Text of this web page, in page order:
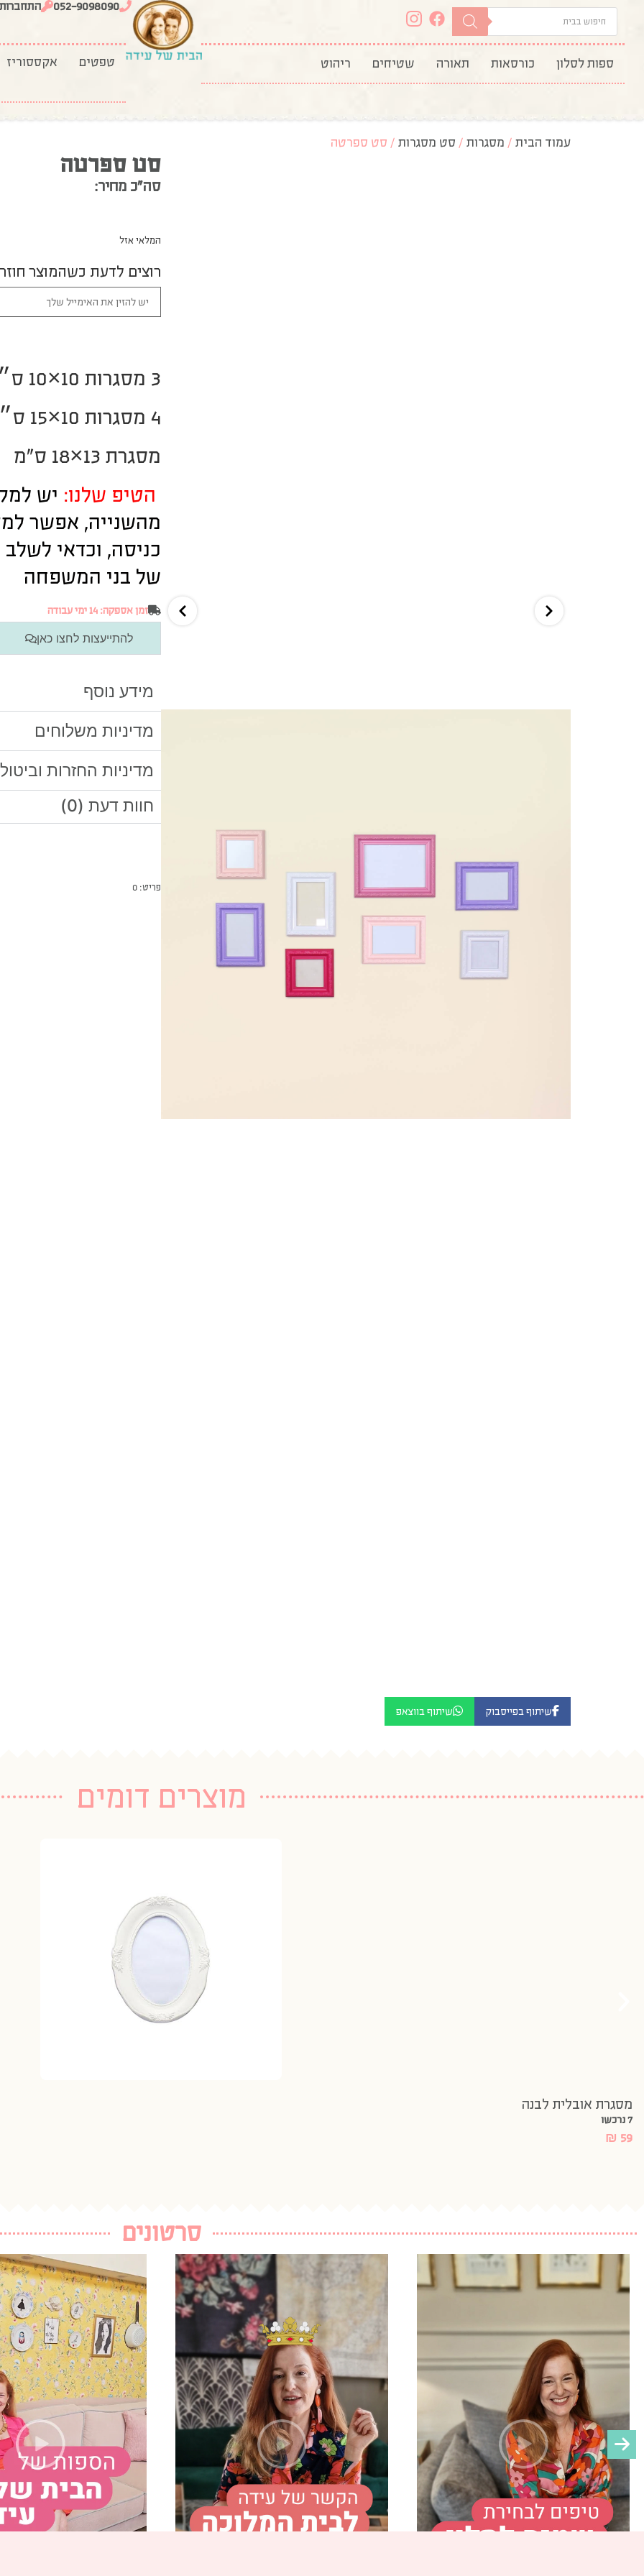
ספות לסלון כורסאות תאורה שטיחים ריהוט
052-9098090 התחברות
טפטים אקססוריז
עמוד הבית / מסגרות / סט מסגרות / סט ספרטה
שיתוף בפייסבוק שיתוף בווצאפ
סט ספרטה
סה”כ מחיר:
המלאי אזל
רוצים לדעת כשהמוצר
3 מסגרות 10×10 ס״מ
4 מסגרות 10×15 ס״מ
מסגרת 13×18 ס”מ
הטיפ שלנו:
מהשנייה, אפשר
כניסה, וכדאי לשלב
של בני המשפחה
זמן אספקה: 14 ימי עבודה
להתייעצות לחצו כאן
מידע נוסף
מדיניות משלוחים
מדיניות החזרות
חוות דעת (0)
פריט: 0
מוצרים דומים
מסגרת אובלית לבנה
7 נרכשו
₪ 59
סרטונים